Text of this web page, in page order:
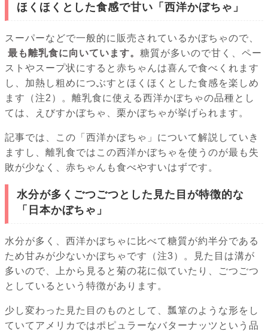
ほくほくとした食感で甘い「西洋かぼちゃ」
スーパーなどで一般的に販売されているかぼちゃので、
最も離乳食に向いています。 糖質が多いので甘く、ペー
ストやスープ状にすると赤ちゃんは喜んで食べくれます
し、加熱し粗めにつぶすとほくほくとした食感を楽しめ
ます（注2）。離乳食に使える西洋かぼちゃの品種とし
ては、えびすかぼちゃ、栗かぼちゃが挙げられます。
記事では、この「西洋かぼちゃ」について解説していき
ますし、離乳食ではこの西洋かぼちゃを使うのが最も失
敗が少なく、赤ちゃんも食べやすいはずです。
水分が多くごつごつとした見た目が特徴的な
「日本かぼちゃ」
水分が多く、西洋かぼちゃに比べて糖質が約半分である
ため甘みが少ないかぼちゃです（注3）。見た目は溝が
多いので、上から見ると菊の花に似ていたり、ごつごつ
としているという特徴があります。
少し変わった見た目のものとして、瓢箪のような形をし
ていてアメリカではポピュラーなバターナッツという品